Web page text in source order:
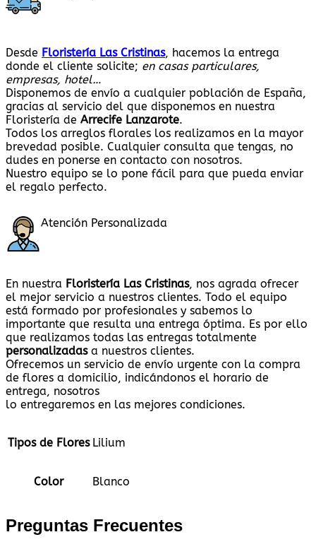
Desde Floristería Las Cristinas, hacemos la entrega
donde el cliente solicite; en casas particulares,
empresas, hotel…
Disponemos de envío a cualquier población de España,
gracias al servicio del que disponemos en nuestra
Floristería de Arrecife Lanzarote.
Todos los arreglos florales los realizamos en la mayor
brevedad posible. Cualquier consulta que tengas, no
dudes en ponerse en contacto con nosotros.
Nuestro equipo se lo pone fácil para que pueda enviar
el regalo perfecto.
Atención Personalizada
En nuestra Floristería Las Cristinas, nos agrada ofrecer
el mejor servicio a nuestros clientes. Todo el equipo
está formado por profesionales y sabemos lo
importante que resulta una entrega óptima. Es por ello
que realizamos todas las entregas totalmente
personalizadasa nuestros clientes.
Ofrecemos un servicio de envío urgente con la compra
de flores a domicilio, indicándonos el horario de
entrega, nosotros
lo entregaremos en las mejores condiciones.
Tipos de Flores Lilium
Color Blanco
Preguntas Frecuentes